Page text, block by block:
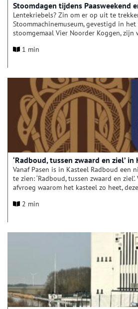
Stoomdagen tijdens Paasweekend
Lentekriebels? Zin om er op uit te
Stoommachinemuseum, gevestigd in
stoomgemaal Vier Noorder Koggen, zijn
april én in de meivakantie van 18 april
stoomdagen en/of genieten van het
terras?
1 min
‘Radboud, tussen zwaard en ziel’
Vanaf Pasen is in Kasteel Radboud een
te zien: ‘Radboud, tussen zwaard en
afvroeg waarom het kasteel zo heet,
oude Frisia in de vroege middeleeuwen
2 min